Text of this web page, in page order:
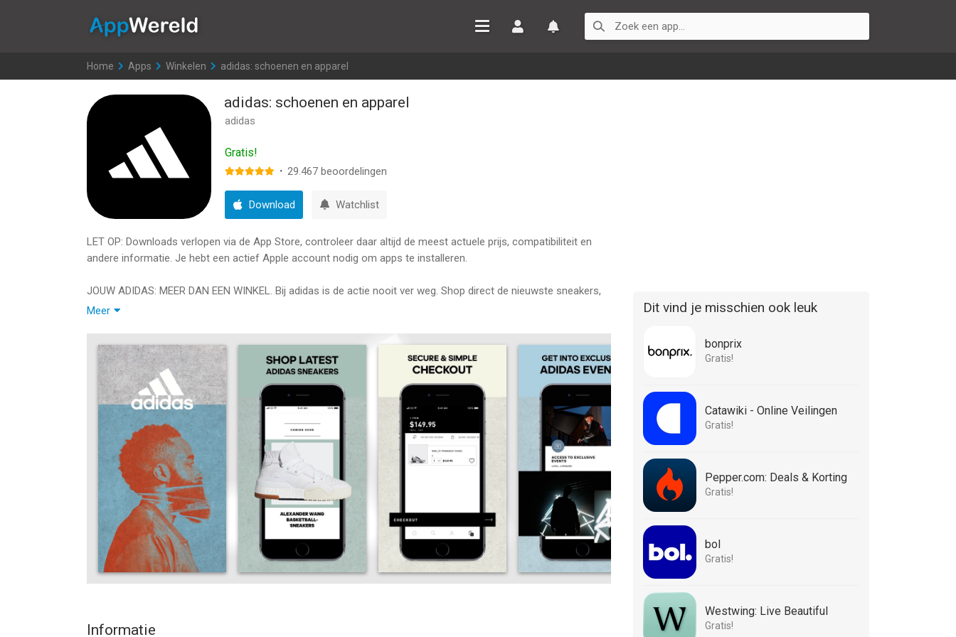
Home >
Apps >
Winkelen >
adidas: schoenen en apparel
adidas: schoenen en apparel
adidas
Gratis!
· 29.467 beoordelingen
Download Watchlist
LET OP: Downloads verlopen via de App Store, controleer daar altijd de meest actuele prijs, compatibiliteit en
andere informatie. Je hebt een actief Apple account nodig om apps te installeren.
JOUW ADIDAS: MEER DAN EEN WINKEL. Bij adidas is de actie nooit ver weg. Shop direct de nieuwste sneakers,
sportschoenen, seizoensmode en exclusieve producten voor jouw stijl. De beste kleren, sportkleding,
Hardlopen, trainen, basketbal, honkbal, voetbal of golf? De adidas-app is meer dan alleen een plek waar je
sportschoenen koopt. Waar je ook traint, bij adidas vind je toonaangevende opties voor sportkleding en
schoenen. Shop en bekijk nieuwe stijlen in samenwerking met Patrick Mahomes, James Harden en Stella
McCartney. adidas heeft de beste opties en stijlen voor elke sport.
Ben je op zoek naar streetwear? Bekijk je nieuwe favoriete sportspullen en kleding. Ontdek onze originele
producten: een moderne stijl geïnspireerd door de geschiedenis van adidas. Kies snel jouw stijl met 3 strepen in
de adidas-winkel. Kleding en schoenen voor mannen, vrouwen en kinderen. Shopping is gemakkelijk: fris je look
elk seizoen op in onze winkel voor sportschoenen en kleding.
Wil je meer? Shop online met adiClub en ontgrendel het beste van adidas: kleding voor mannen en vrouwen,
sportkleding en schoenen. Word lid, verdien punten met elke aankoop en geniet daarmee van exclusieve
voordelen, zoals Spotify-abonnementen, weggeefacties en vroege toegang tot nieuwe releases van adidas.
Meer
Informatie
Dit vind je misschien ook leuk
bonprix
Gratis!
Catawiki - Online Veilingen
Gratis!
Pepper.com: Deals & Korting
Gratis!
bol
Gratis!
Westwing: Live Beautiful
Gratis!